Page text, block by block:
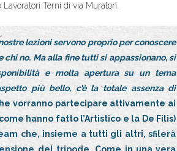
Terni di via Muratori.
lezioni servono proprio per conoscere
chi no. Ma alla fine tutti si appassionano, si
e molta apertura su un tema
più bello, c’è la totale assenza di
vorranno partecipare attivamente ai
hanno fatto l’Artistico e la De Filis)
che, insieme a tutti gli altri, sfilerà